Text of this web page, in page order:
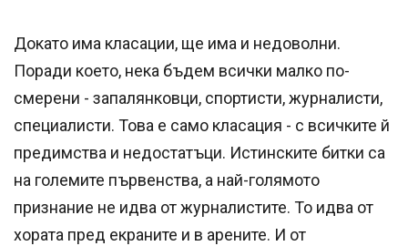
Докато има класации, ще има и недоволни.
Поради което, нека бъдем всички малко по-
смерени - запалянковци, спортисти, журналисти,
специалисти. Това е само класация - с всичките й
предимства и недостатъци. Истинските битки са
на големите първенства, а най-голямото
признание не идва от журналистите. То идва от
хората пред екраните и в арените. И от